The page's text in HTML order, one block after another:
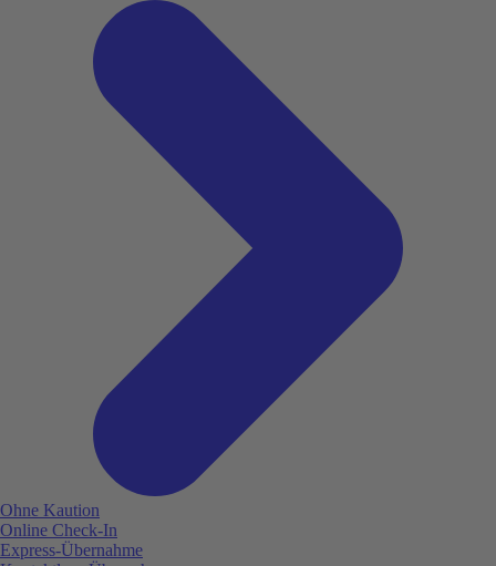
Ohne Kaution
Online Check-In
Express-Übernahme